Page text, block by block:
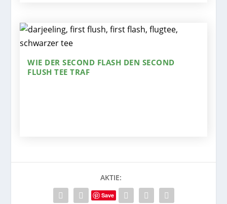
WIE DER SECOND FLASH DEN SECOND
FLUSH TEE TRAF
AKTIE:
Save